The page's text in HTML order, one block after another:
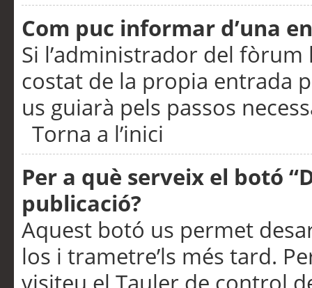
Com puc informar d’una
Si l’administrador del
costat de la propia entrada
us guiarà pels passos
Torna a l’inici
Per a què serveix el botó
publicació?
Aquest botó us permet
los i trametre’ls més tard.